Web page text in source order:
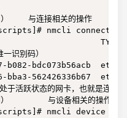
与连接相关的操作
scripts]# nmcli
TYPE
用唯一识别码）
b082-bdc073b56acb
bba3-562426336b67
于活跃状态的网卡，也就是连接
与设备相关的操作
scripts]# nmcli device